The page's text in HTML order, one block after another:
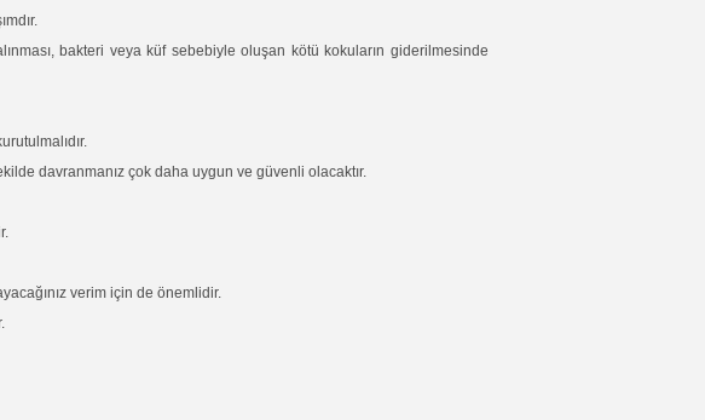
bakteri veya küf sebebiyle oluşan kötü kokuların giderilmesinde
davranmanız çok daha uygun ve güvenli olacaktır.
verim için de önemlidir.